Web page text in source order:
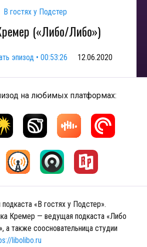
В гостях у Подстер
(«Либо/Либо»)
эпизод • 00:53:26 12.06.2020
на любимых платформах:
«В гостях у Подстер».
Кремер — ведущая подкаста «Либо
а также соосновательница студии
libolibo.ru